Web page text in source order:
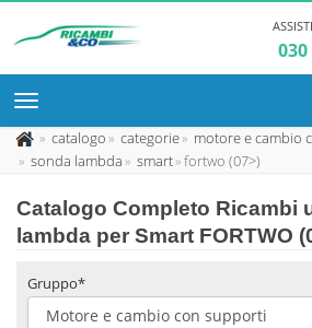
030
catalogo categorie
motore e cambio
sonda lambda
smart fortwo (07>)
Catalogo Completo Ricambi
lambda per Smart FORTWO
Gruppo*